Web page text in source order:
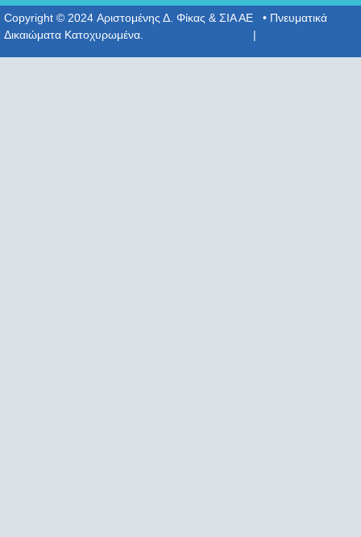
Copyright © 2024 Αριστομένης Δ. Φίκας & ΣΙΑ ΑΕ • Πνευματικά
Δικαιώματα Κατοχυρωμένα.
|